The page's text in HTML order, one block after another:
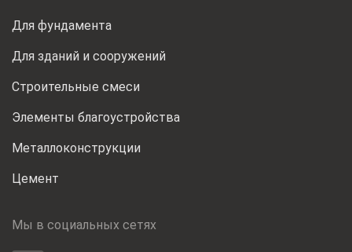
Для фундамента
Для зданий и сооружений
Строительные смеси
Элементы благоустройства
Металлоконструкции
Цемент
Мы в социальных сетях